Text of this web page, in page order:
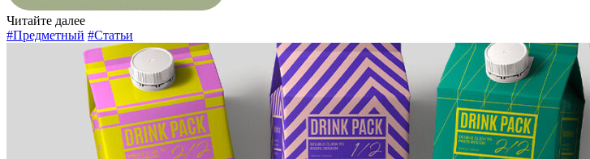
Читайте далее
#Предметный #Статьи